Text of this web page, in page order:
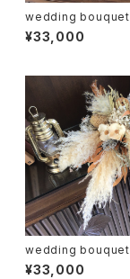
wedding bouquet
¥33,000
wedding bouquet
¥33,000